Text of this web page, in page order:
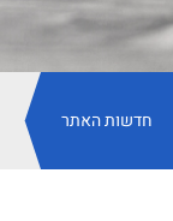
חדשות האתר